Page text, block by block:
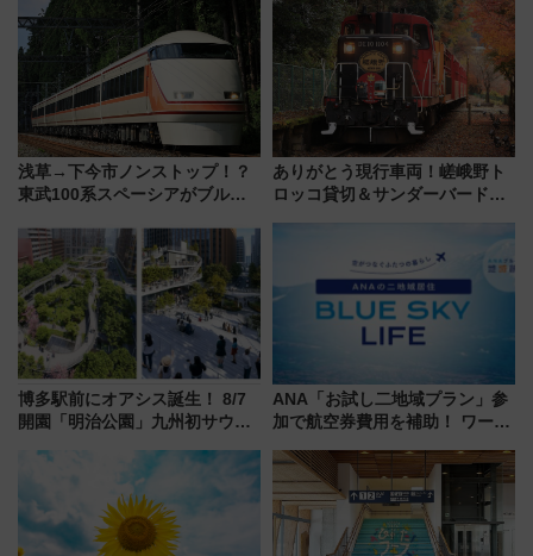
由と交通アクセス術、ライブ会
場に何を求める？
セス
浅草→下今市ノンストップ！？
東武100系スペーシアがブルー
ー当時の停車駅」を再現 運転
時刻や特急券の買い方を紹介
ありがとう現行車両！嵯峨野ト
ロッコ貸切＆サンダーバードレ
く！9月13日「京都の鉄道満喫
ツアー」開催
博多駅前にオアシス誕生！ 8/7
開園「明治公園」九州初サウナ
品グルメ登場で駅前の過ごし方
はどう変わる？
ANA「お試し二地域プラン」参
加で航空券費用を補助！ ワーケ
治体は？ 2026年は対象のエリア
が拡大！